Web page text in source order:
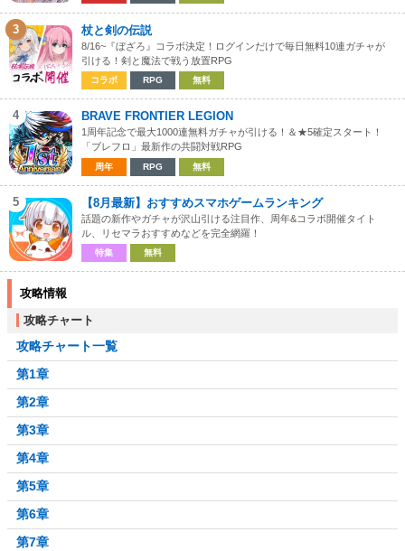
3 杖と剣の伝説
8/16~『ぼざろ』コラボ決定！ログインだけで毎日無料10連ガチャが
引ける！剣と魔法で戦う放置RPG
コラボ RPG 無料
4 BRAVE FRONTIER LEGION
1周年記念で最大1000連無料ガチャが引ける！＆★5確定スタート！
「ブレフロ」最新作の共闘対戦RPG
周年 RPG 無料
5 【8月最新】おすすめスマホゲームランキング
話題の新作やガチャが沢山引ける注目作、周年&コラボ開催タイト
ル、リセマラおすすめなどを完全網羅！
特集 無料
攻略情報
攻略チャート
攻略チャート一覧
第1章
第2章
第3章
第4章
第5章
第6章
第7章